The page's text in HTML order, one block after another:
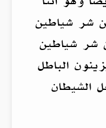
شر شياطين
شر شياطين
الباطل
الشيطان